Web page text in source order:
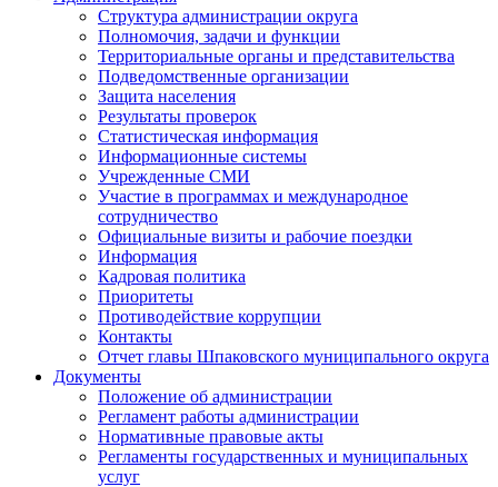
Структура администрации округа
Полномочия, задачи и функции
Территориальные органы и представительства
Подведомственные организации
Защита населения
Результаты проверок
Статистическая информация
Информационные системы
Учрежденные СМИ
Участие в программах и международное
сотрудничество
Официальные визиты и рабочие поездки
Информация
Кадровая политика
Приоритеты
Противодействие коррупции
Контакты
Отчет главы Шпаковского муниципального округа
Документы
Положение об администрации
Регламент работы администрации
Нормативные правовые акты
Регламенты государственных и муниципальных
услуг